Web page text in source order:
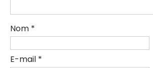
Nom *
E-mail *